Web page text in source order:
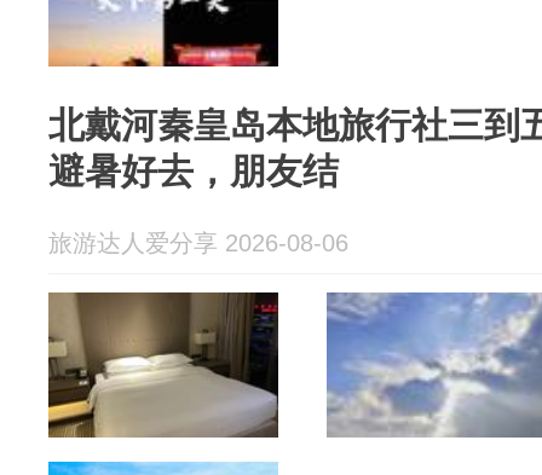
北戴河秦皇岛本地旅行社三到
避暑好去，朋友结
旅游达人爱分享 2026-08-06